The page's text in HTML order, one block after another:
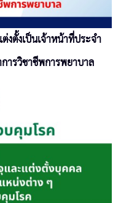
ตั้งเป็นเจ้าหน้าที่ประจำ
ารวิชาชีพการพยาบาล